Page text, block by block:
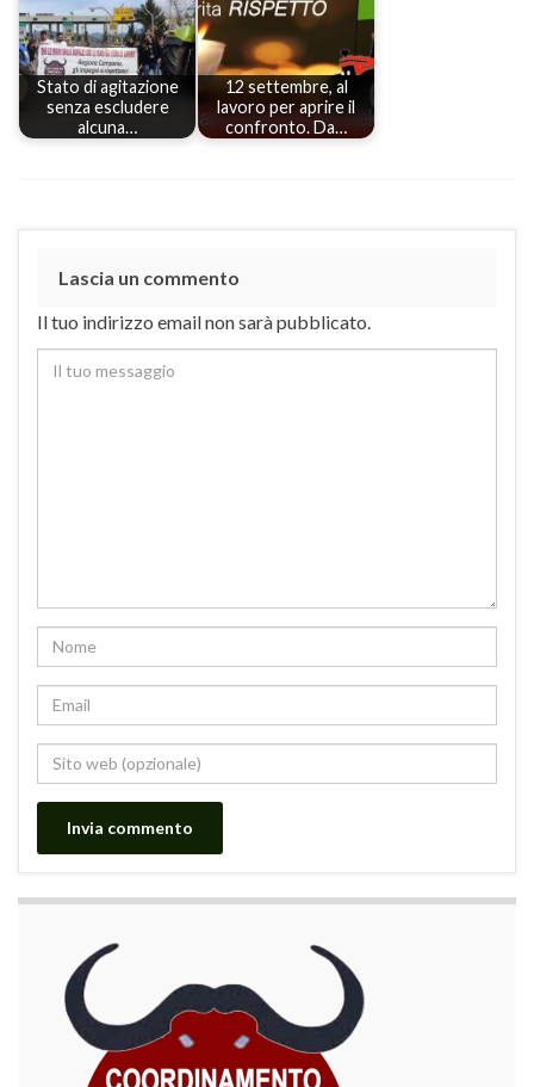
Stato di agitazione
senza escludere
alcuna…
12 settembre, al
lavoro per aprire il
confronto. Da…
Lascia un commento
Il tuo indirizzo email non sarà pubblicato.